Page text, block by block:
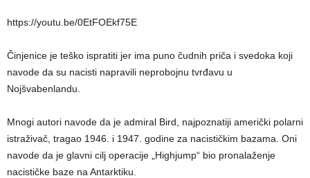
https://youtu.be/0EtFOEkf75E
Činjenice je teško ispratiti jer ima puno čudnih priča i svedoka koji
navode da su nacisti napravili neprobojnu tvrđavu u
Nojšvabenlandu.
Mnogi autori navode da je admiral Bird, najpoznatiji američki polarni
istraživač, tragao 1946. i 1947. godine za nacističkim bazama. Oni
navode da je glavni cilj operacije „Highjump“ bio pronalaženje
nacističke baze na Antarktiku.